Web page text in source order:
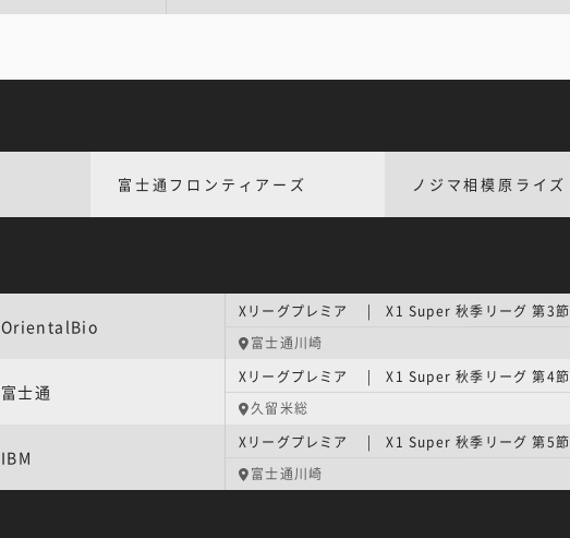
富士通フロンティアーズ ノジマ相模原ライズ
OrientalBio
Xリーグプレミア | X1 Super 秋季リーグ 第3節
富士通川崎
富士通
Xリーグプレミア | X1 Super 秋季リーグ 第4節
久留米総
IBM
Xリーグプレミア | X1 Super 秋季リーグ 第5節
富士通川崎